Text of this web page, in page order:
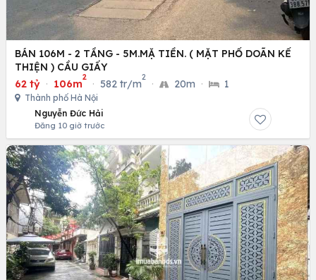
BÁN 106M - 2 TẦNG - 5M.MẶ TIỀN. ( MẶT PHỐ DOÃN KẾ
THIỆN ) CẦU GIẤY
62 tỷ · 106m
2
· 582 tr/m
2
· 20m · 1
Thành phố Hà Nội
Nguyễn Đức Hải
Đăng 10 giờ trước